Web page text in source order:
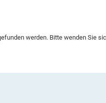
werden. Bitte wenden Sie